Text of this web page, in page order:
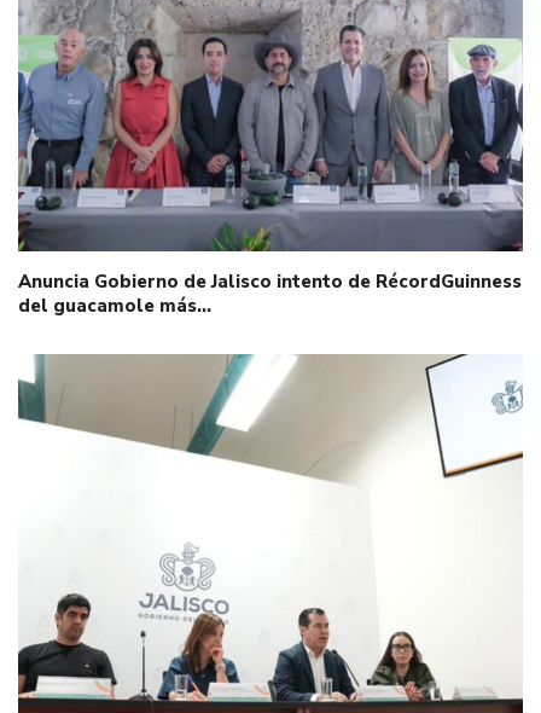
Anuncia Gobierno de Jalisco intento de RécordGuinness
del guacamole más…